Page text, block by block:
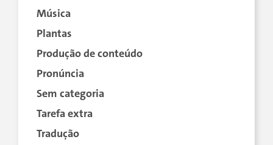
Música
Plantas
Produção de conteúdo
Pronúncia
Sem categoria
Tarefa extra
Tradução